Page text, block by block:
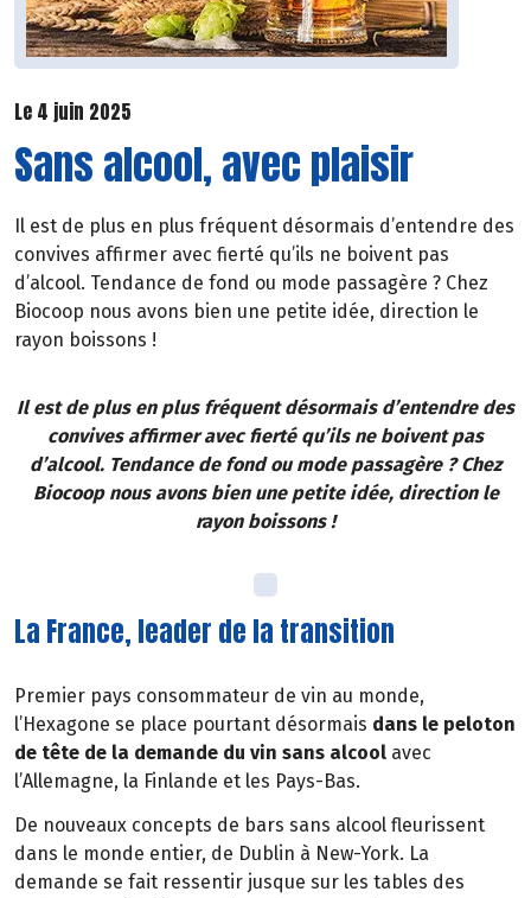
Le 4 juin 2025
Sans alcool, avec plaisir
Il est de plus en plus fréquent désormais d’entendre des
convives affirmer avec fierté qu’ils ne boivent pas
d’alcool. Tendance de fond ou mode passagère ? Chez
Biocoop nous avons bien une petite idée, direction le
rayon boissons !
Il est de plus en plus fréquent désormais d’entendre des
convives affirmer avec fierté qu’ils ne boivent pas
d’alcool. Tendance de fond ou mode passagère ? Chez
Biocoop nous avons bien une petite idée, direction le
rayon boissons !
La France, leader de la transition
Premier pays consommateur de vin au monde,
l’Hexagone se place pourtant désormais dans le peloton
de tête de la demande du vin sans alcool avec
l’Allemagne, la Finlande et les Pays-Bas.
De nouveaux concepts de bars sans alcool fleurissent
dans le monde entier, de Dublin à New-York. La
demande se fait ressentir jusque sur les tables des